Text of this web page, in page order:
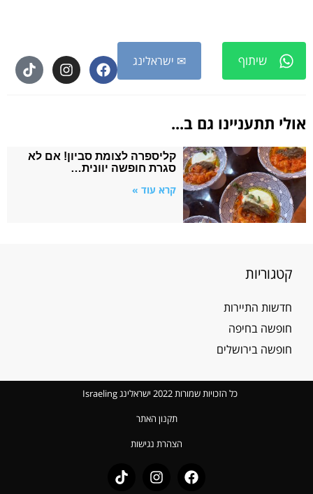
שיתוף ✉ ישראלינג
אולי תתעניינו גם ב...
קליספרה לצומת סביון! אם לא
סגרת חופשה יוונית…
קרא עוד »
קטגוריות
חדשות התיירות
חופשה בחיפה
חופשה בירושלים
כל הזכויות שמורות 2022 ישראלינג Israeling
תקנון האתר
הצהרת נגישות